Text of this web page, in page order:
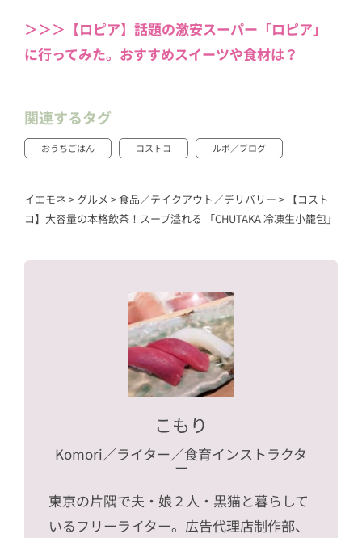
＞＞＞【ロピア】話題の激安スーパー「ロピア」
に行ってみた。おすすめスイーツや食材は？
関連するタグ
おうちごはん コストコ ルポ／ブログ
イエモネ > グルメ >食品／テイクアウト／デリバリー > 【コスト
コ】大容量の本格飲茶！スープ溢れる 「CHUTAKA 冷凍生小籠包」
こもり
Komori／ライター／食育インストラクタ
ー
東京の片隅で夫・娘２人・黒猫と暮らして
いるフリーライター。広告代理店制作部、